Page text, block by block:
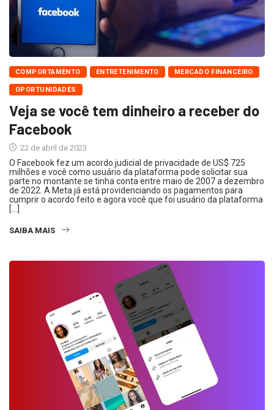
COMPORTAMENTO ENTRETENIMENTO MERCADO FINANCEIRO
OPORTUNIDADES
Veja se você tem dinheiro a receber do
Facebook
22 de abril de 2023
O Facebook fez um acordo judicial de privacidade de US$ 725
milhões e você como usuário da plataforma pode solicitar sua
parte no montante se tinha conta entre maio de 2007 a dezembro
de 2022. A Meta já está providenciando os pagamentos para
cumprir o acordo feito e agora você que foi usuário da plataforma
[…]
SAIBA MAIS